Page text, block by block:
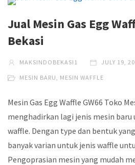
Jual Mesin Gas Egg
Bekasi
MAKSINDOBEKASI1 JULY 19,
MESIN BARU MESIN WAFFLE
Mesin Gas Egg Waffle GW66 Toko
menghadirkan lagi jenis mesin baru
waffle. Dengan type dan bentuk
banyak varian untuk jenis waffle
Pengoprasian mesin yang mudah